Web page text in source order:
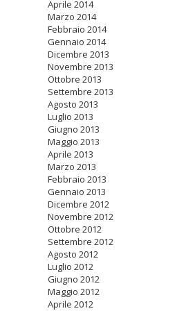
Aprile 2014
Marzo 2014
Febbraio 2014
Gennaio 2014
Dicembre 2013
Novembre 2013
Ottobre 2013
Settembre 2013
Agosto 2013
Luglio 2013
Giugno 2013
Maggio 2013
Aprile 2013
Marzo 2013
Febbraio 2013
Gennaio 2013
Dicembre 2012
Novembre 2012
Ottobre 2012
Settembre 2012
Agosto 2012
Luglio 2012
Giugno 2012
Maggio 2012
Aprile 2012